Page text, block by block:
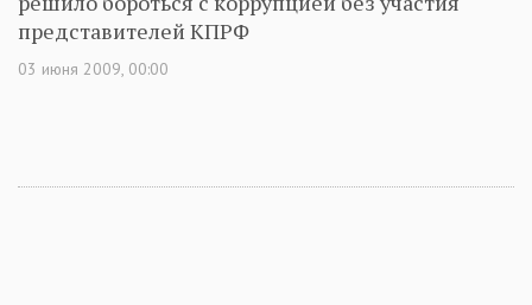
представителей КПРФ
03 июня 2009, 00:00